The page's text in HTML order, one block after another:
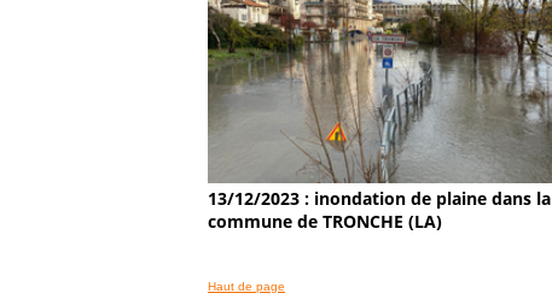
13/12/2023 : inondation de plaine dans la
commune de TRONCHE (LA)
Haut de page